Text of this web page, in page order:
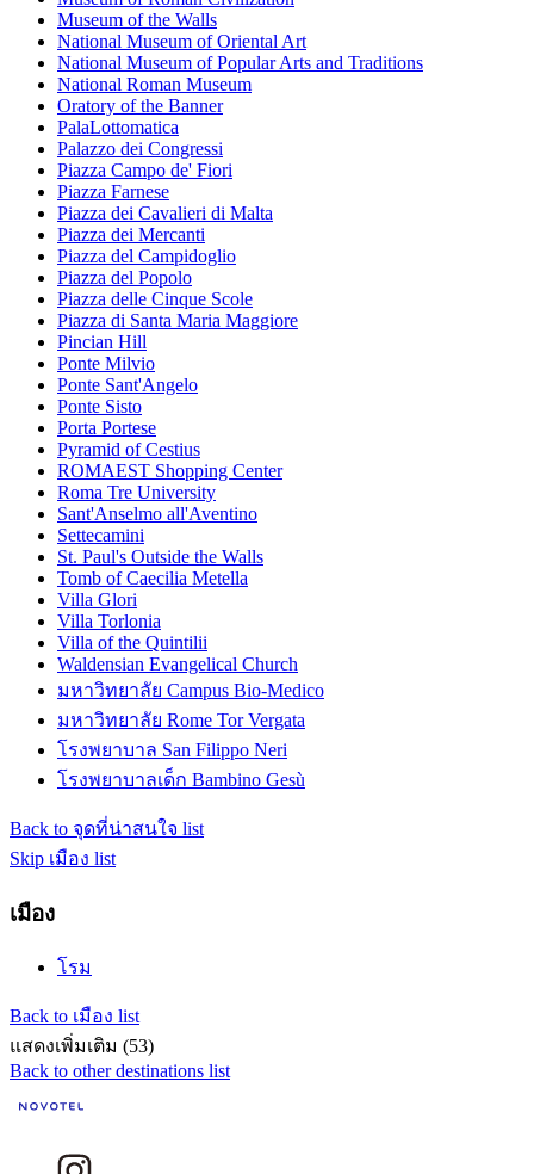
Museum of the Walls
National Museum of Oriental Art
National Museum of Popular Arts and Traditions
National Roman Museum
Oratory of the Banner
PalaLottomatica
Palazzo dei Congressi
Piazza Campo de' Fiori
Piazza Farnese
Piazza dei Cavalieri di Malta
Piazza dei Mercanti
Piazza del Campidoglio
Piazza del Popolo
Piazza delle Cinque Scole
Piazza di Santa Maria Maggiore
Pincian Hill
Ponte Milvio
Ponte Sant'Angelo
Ponte Sisto
Porta Portese
Pyramid of Cestius
ROMAEST Shopping Center
Roma Tre University
Sant'Anselmo all'Aventino
Settecamini
St. Paul's Outside the Walls
Tomb of Caecilia Metella
Villa Glori
Villa Torlonia
Villa of the Quintilii
Waldensian Evangelical Church
มหาวิทยาลัย Campus Bio-Medico
มหาวิทยาลัย Rome Tor Vergata
โรงพยาบาล San Filippo Neri
โรงพยาบาลเด็ก Bambino Gesù
Back to จุดที่น่าสนใจ list
Skip เมือง list
เมือง
โรม
Back to เมือง list
แสดงเพิ่มเติม (53)
Back to other destinations list